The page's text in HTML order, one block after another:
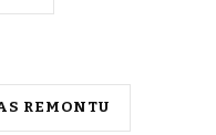
REMONTU